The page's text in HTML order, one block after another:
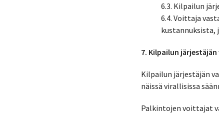
6.3. Kilpailun
6.4. Voittaja
7. Kilpailun
Kilpailun järjestäjän
näissä virallisissa
Palkintojen voittajat